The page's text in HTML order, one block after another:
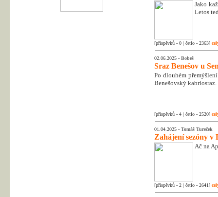
Jako
Letos
[příspěvků - 0 | četlo - 2363]
02.06.2025 - Bobeš
Sraz Benešov u
Po dlouhém
Benešovský kabriosraz.
[příspěvků - 4 | četlo - 2520]
01.04.2025 - Tomáš Tureček
Zahájení sezóny v
Ač na
[příspěvků - 2 | četlo - 2641]